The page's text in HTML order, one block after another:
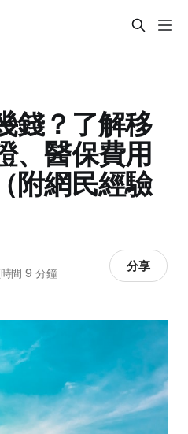
錢？了解移
、醫保費用
附網民經驗
間 9 分鐘 分享